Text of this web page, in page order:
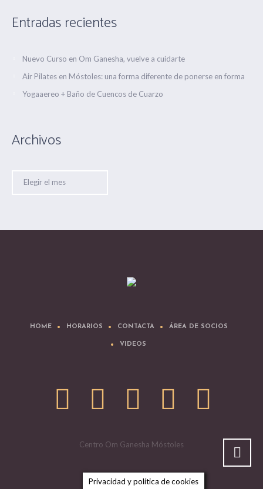
Entradas recientes
Nuevo Curso en Om Ganesha, vuelve a cuidarte
Air Pilates en Móstoles: una forma diferente de ponerse en forma
Yogaaereo + Baño de Cuencos de Cuarzo
Archivos
HOME HORARIOS CONTACTA ÁREA DE SOCIOS
VIDEOS
Centro Om Ganesha Móstoles
Privacidad y política de cookies